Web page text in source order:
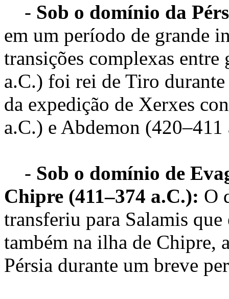
- Sob o domínio da
em um período de grande
transições complexas
a.C.) foi rei de Tiro
da expedição de Xerxes
a.C.) e Abdemon (420–411
- Sob o domínio de
Chipre (411–374 a.C.): O
transferiu para Salamis
também na ilha de Chipre,
Pérsia durante um breve